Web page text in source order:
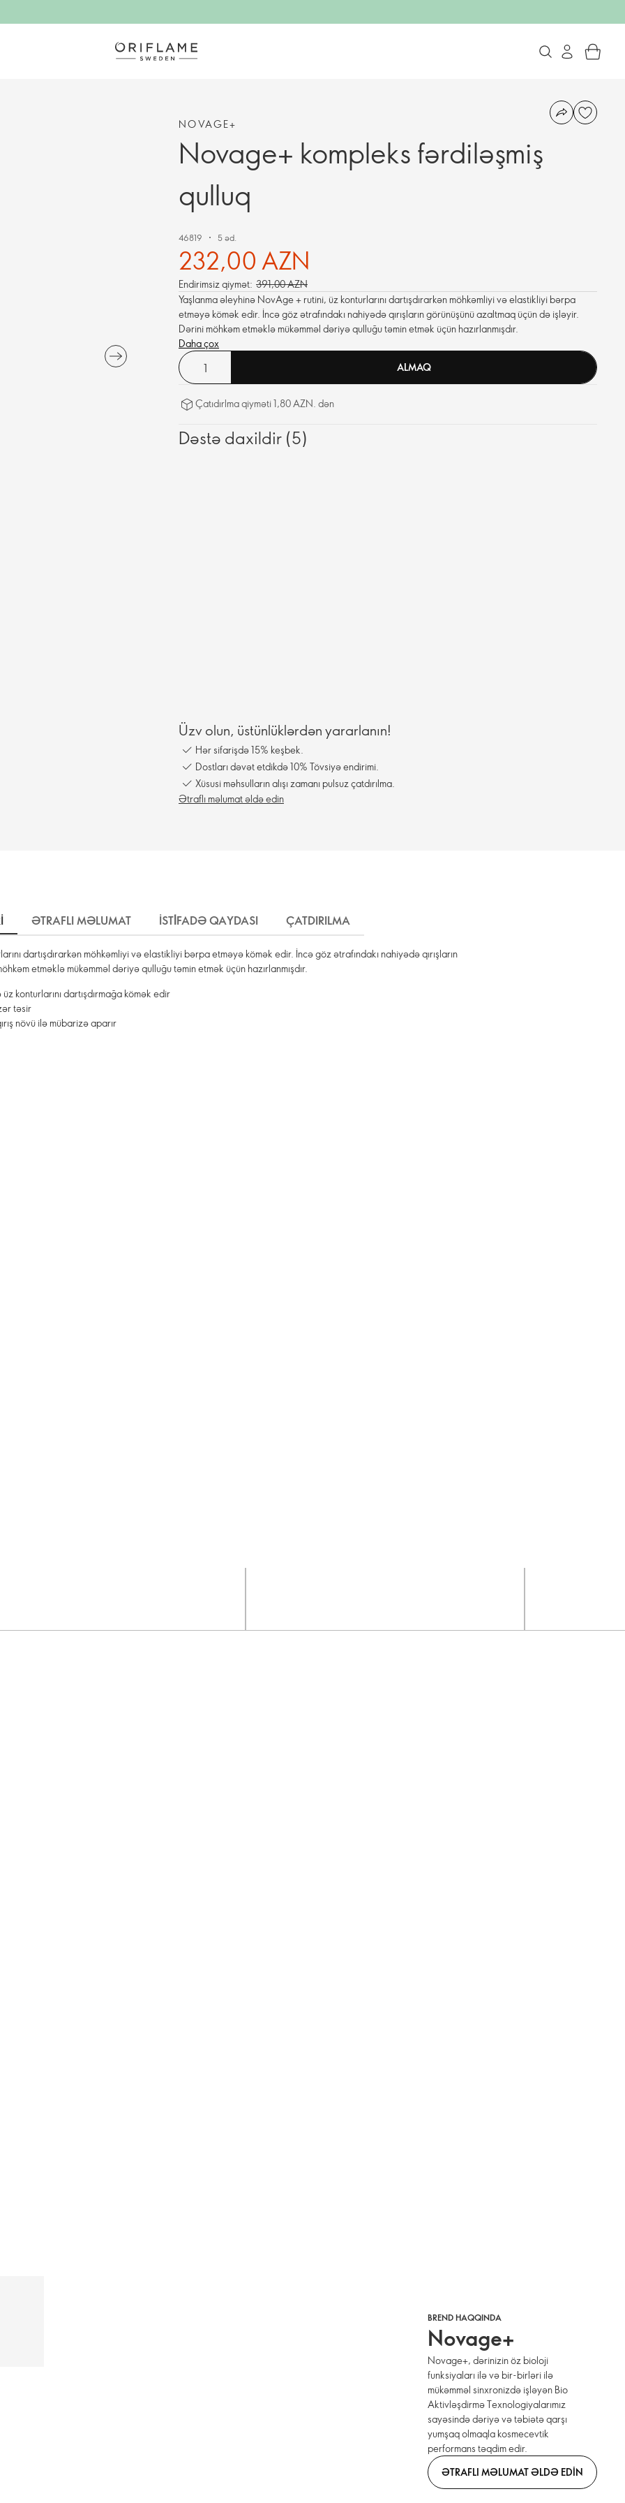
NOVAGE+
Novage+ kompleks fərdiləşmiş
qulluq
46819 5 əd.
232,00 AZN
Endirimsiz qiymət: 391,00 AZN
Yaşlanma əleyhinə NovAge + rutini, üz konturlarını dartışdırarkən möhkəmliyi və elastikliyi bərpa
etməyə kömək edir. İncə göz ətrafındakı nahiyədə qırışların görünüşünü azaltmaq üçün də işləyir.
Dərini möhkəm etməklə mükəmməl dəriyə qulluğu təmin etmək üçün hazırlanmışdır.
Daha çox
ALMAQ
Çatıdırlma qiyməti 1,80 AZN. dən
Dəstə daxildir (5)
Üzv olun, üstünlüklərdən yararlanın!
Hər sifarişdə 15% keşbek.
Dostları dəvət etdikdə 10% Tövsiyə endirimi.
Xüsusi məhsulların alışı zamanı pulsuz çatdırılma.
Ətraflı məlumat əldə edin
ƏTRAFLI MƏLUMAT İSTİFADƏ QAYDASI ÇATDIRILMA
dartışdırarkən möhkəmliyi və elastikliyi bərpa etməyə kömək edir. İncə göz ətrafındakı nahiyədə qırışların
etməklə mükəmməl dəriyə qulluğu təmin etmək üçün hazırlanmışdır.
konturlarını dartışdırmağa kömək edir
təsir
növü ilə mübarizə aparır
BREND HAQQINDA
Novage+
Novage+, dərinizin öz bioloji
funksiyaları ilə və bir-birləri ilə
mükəmməl sinxronizdə işləyən Bio
Aktivləşdirmə Texnologiyalarımız
sayəsində dəriyə və təbiətə qarşı
yumşaq olmaqla kosmecevtik
performans təqdim edir.
ƏTRAFLI MƏLUMAT ƏLDƏ EDIN